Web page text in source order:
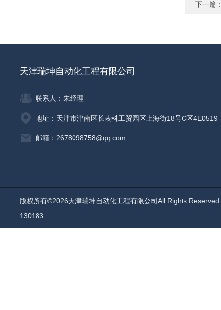
下一篇
天津瑞坤自动化工程有限公司
联系人：朱经理
地址：天津市津南区长表科工贸园区上海街18号C区4E0519
邮箱：2678098758@qq.com
版权所有©2026天津瑞坤自动化工程有限公司All Rights
130183